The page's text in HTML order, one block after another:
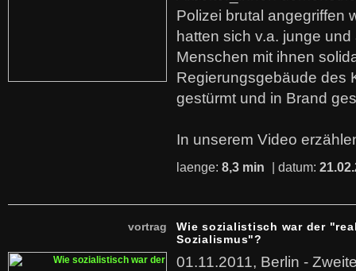
Polizei brutal angegriffen
hatten sich v.a. junge
Menschen mit ihnen
Regierungsgebäude des
gestürmt und in Brand
In unserem Video
laenge: 8,3 min | datum:
vortrag
Wie sozialistisch war der
Sozialismus"?
01.11.2011, Berlin -